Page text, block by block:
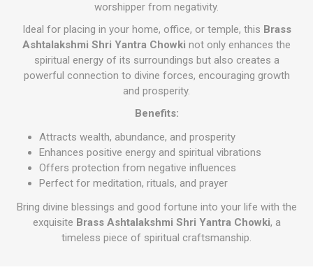
worshipper from negativity.
Ideal for placing in your home, office, or temple, this Brass
Ashtalakshmi Shri Yantra Chowki not only enhances the
spiritual energy of its surroundings but also creates a
powerful connection to divine forces, encouraging growth
and prosperity.
Benefits:
Attracts wealth, abundance, and prosperity
Enhances positive energy and spiritual vibrations
Offers protection from negative influences
Perfect for meditation, rituals, and prayer
Bring divine blessings and good fortune into your life with the
exquisite Brass Ashtalakshmi Shri Yantra Chowki, a
timeless piece of spiritual craftsmanship.